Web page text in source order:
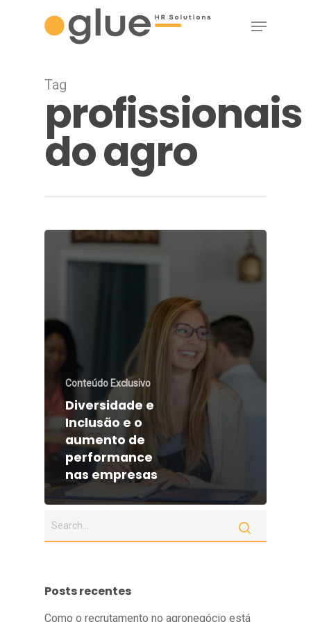
Menu
Tag
profissionais
do agro
Conteúdo Exclusivo
Diversidade e
Inclusão e o
aumento de
performance
nas empresas
Posts recentes
Como o recrutamento no agronegócio está